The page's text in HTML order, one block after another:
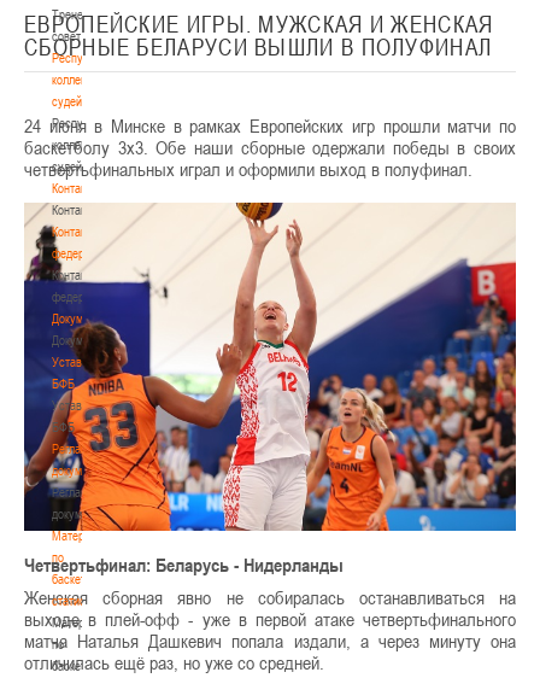
Тренерский
совет
Республиканская
коллегия
судей
Республиканская
коллегия
судей
Контакты
Контакты
Контакты
федерации
Контакты
федерации
Документы
Документы
Устав
БФБ
Устав
БФБ
Регламентирующие
документы
Регламентирующие
документы
Материалы
по
баскетбольной
статистике
Материалы
по
баскетбольной
ЕВРОПЕЙСКИЕ ИГРЫ. МУЖСКАЯ И ЖЕНСКАЯ
СБОРНЫЕ БЕЛАРУСИ ВЫШЛИ В ПОЛУФИНАЛ
24 июня в Минске в рамках Европейских игр прошли матчи по
баскетболу 3х3. Обе наши сборные одержали победы в своих
четвертьфинальных играл и оформили выход в полуфинал.
Четвертьфинал: Беларусь - Нидерланды
Женская сборная явно не собиралась останавливаться на
выходе в плей-офф - уже в первой атаке четвертьфинального
матча Наталья Дашкевич попала издали, а через минуту она
отличилась ещё раз, но уже со средней.